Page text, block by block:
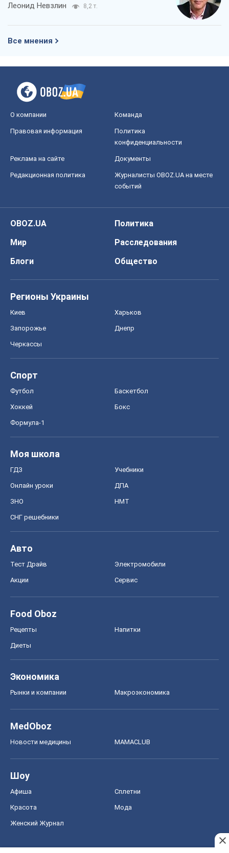
Леонид Невзлин 8,2 т.
Все мнения
О компании Команда
Правовая информация
Политика
конфиденциальности
Реклама на сайте Документы
Редакционная политика
Журналисты OBOZ.UA на месте
событий
OBOZ.UA
Политика
Мир
Расследования
Блоги
Общество
Регионы Украины
Киев Харьков
Запорожье Днепр
Черкассы
Спорт
Футбол Баскетбол
Хоккей Бокс
Формула-1
Моя школа
ГДЗ Учебники
Онлайн уроки ДПА
ЗНО НМТ
СНГ решебники
Авто
Тест Драйв Электромобили
Акции Сервис
Food Oboz
Рецепты Напитки
Диеты
Экономика
Рынки и компании Mакроэкономика
MedOboz
Новости медицины MAMACLUB
Шоу
Афиша Сплетни
Красота Мода
Женский Журнал